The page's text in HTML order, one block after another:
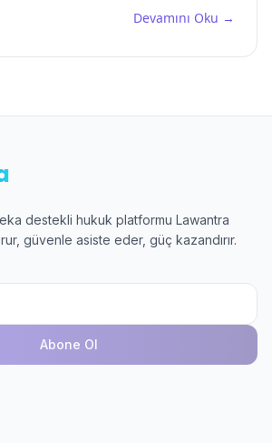
uygulanamayacağı vurgulanıyor.
Devamını Oku →
destekli hukuk platformu Lawantra
güvenle asiste eder, güç kazandırır.
Abone Ol